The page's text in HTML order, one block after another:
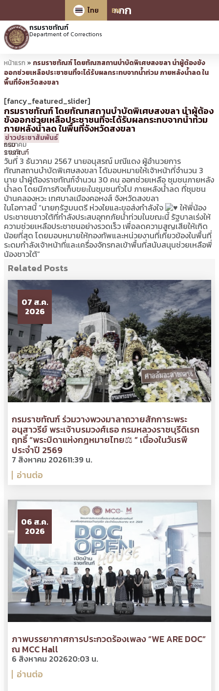
กกก
ไทย
EN
กรมราชทัณฑ์
Department of Corrections
หน้าแรก » กรมราชทัณฑ์ โดยทัณฑสถานบำบัดพิเศษสงขลา นำผู้ต้องขัง
ออกช่วยเหลือประชาชนที่จะได้รับผลกระทบจากน้ำท่วม ภายหลังน้ำลด ใน
พื้นที่จังหวัดสงขลา
[fancy_featured_slider]
กรมราชทัณฑ์ โดยทัณฑสถานบำบัดพิเศษสงขลา นำผู้ต้อง
ขังออกช่วยเหลือประชาชนที่จะได้รับผลกระทบจากน้ำท่วม
ภายหลังน้ำลด ในพื้นที่จังหวัดสงขลา
3
ธันวาคม
2024
19:56 น.
โดย
ประชาสัมพันธ์
กรม
ราชทัณฑ์
ข่าวประชาสัมพันธ์
วันที่ 3 ธันวาคม 2567 นายอนุสรณ์ มณีแดง ผู้อำนวยการ
ทัณฑสถานบำบัดพิเศษสงขลา ได้มอบหมายให้เจ้าหน้าที่จำนวน 3
นาย นำผู้ต้องราชทัณฑ์จำนวน 30 คน ออกช่วยเหลือ ชุมชนภายหลัง
น้ำลด โดยมีภารกิจเก็บขยะในชุมชนทั่วไป ภายหลังน้ำลด ที่ชุมชน
บ้านคลองหวะ เทศบาลเมืองคอหงส์ จังหวัดสงขลา
ในโอกาสนี้ “นายกรัฐมนตรี ห่วงใยและขอส่งกำลังใจ ให้พี่น้อง
ประชาชนชาวใต้ที่กำลังประสบอุทกภัยน้ำท่วมในขณะนี้ รัฐบาลเร่งให้
ความช่วยเหลือประชาชนอย่างรวดเร็ว เพื่อลดความสูญเสียให้เกิด
น้อยที่สุด โดยมอบหมายให้กองทัพและหน่วยงานที่เกี่ยวข้องในพื้นที่
ระดมกำลังเจ้าหน้าที่และเครื่องจักรกลเข้าพื้นที่สนับสนุนช่วยเหลือพี่
น้องชาวใต้”
Related Posts
07 ส.ค.
2026
กรมราชทัณฑ์ ร่วมวางพวงมาลาถวายสักการะพระ
อนุสาวรีย์ พระเจ้าบรมวงศ์เธอ กรมหลวงราชบุรีดิเรก
ฤทธิ์ “พระบิดาแห่งกฎหมายไทย⚖ ” เนื่องในวันรพี
ประจำปี 2569
7 สิงหาคม 202611:39 น.
อ่านต่อ
06 ส.ค.
2026
ภาพบรรยากาศการประกวดร้องเพลง “WE ARE DOC”
ณ MCC Hall
6 สิงหาคม 202620:03 น.
อ่านต่อ